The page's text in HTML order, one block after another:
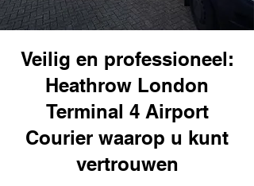
Veilig en professioneel:
Heathrow London
Terminal 4 Airport
Courier waarop u kunt
vertrouwen